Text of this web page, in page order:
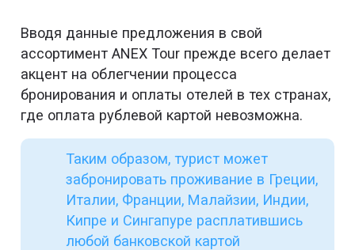
Вводя данные предложения в свой
ассортимент ANEX Tour прежде всего делает
акцент на облегчении процесса
бронирования и оплаты отелей в тех странах,
где оплата рублевой картой невозможна.
Таким образом, турист может
забронировать проживание в Греции,
Италии, Франции, Малайзии, Индии,
Кипре и Сингапуре расплатившись
любой банковской картой